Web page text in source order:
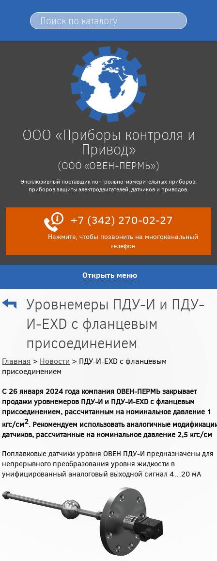
ООО «Приборы контроля и
Привод»
(ООО «ОВЕН-ПЕРМЬ»)
Эксклюзивный поставщик контрольно-измерительных приборов,
приборов защиты электродвигателей, датчиков и приводов.
+7 (342) 270-02-27
Нажмите, чтобы позвонить на многоканальный
телефон
Открыть меню
Уровнемеры ПДУ-И и ПДУ-
И-EXD с фланцевым
присоединением
Главная > Новости > ПДУ-И-EXD с фланцевым
присоединением
С 26 января 2024 года компания ОВЕН-ПЕРМЬ закрывает
продажи уровнемеров ПДУ-И и ПДУ-И-EXD с фланцевым
присоединением, рассчитанным на номинальное давление 1
кгс/см2. Рекомендуем использовать аналогичные
датчиков, рассчитанные на номинальное давление 2,5 кгс/см
Поплавковые датчики уровня ОВЕН ПДУ-И предназначены для
непрерывного преобразования уровня жидкости в
унифицированный аналоговый выходной сигнал 4…20 мА